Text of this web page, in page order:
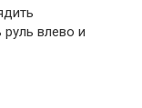
влево и